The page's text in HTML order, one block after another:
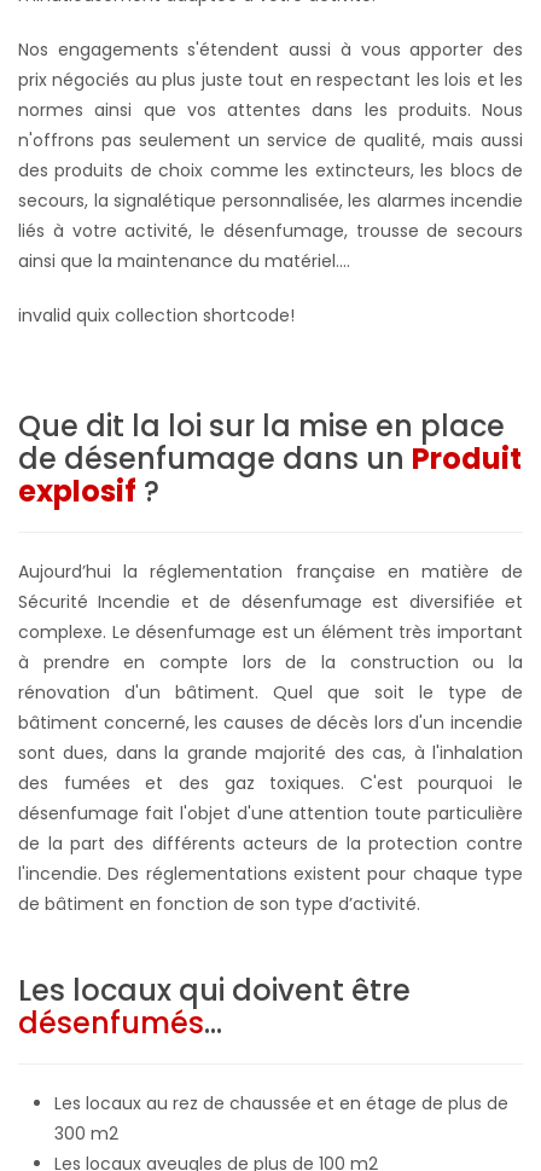
Nos engagements s'étendent aussi à vous apporter des
prix négociés au plus juste tout en respectant les lois et les
normes ainsi que vos attentes dans les produits. Nous
n'offrons pas seulement un service de qualité, mais aussi
des produits de choix comme les extincteurs, les blocs de
secours, la signalétique personnalisée, les alarmes incendie
liés à votre activité, le désenfumage, trousse de secours
ainsi que la maintenance du matériel….
invalid quix collection shortcode!
Que dit la loi sur la mise en place
de désenfumage dans un Produit
explosif ?
Aujourd’hui la réglementation française en matière de
Sécurité Incendie et de désenfumage est diversifiée et
complexe. Le désenfumage est un élément très important
à prendre en compte lors de la construction ou la
rénovation d'un bâtiment. Quel que soit le type de
bâtiment concerné, les causes de décès lors d'un incendie
sont dues, dans la grande majorité des cas, à l'inhalation
des fumées et des gaz toxiques. C'est pourquoi le
désenfumage fait l'objet d'une attention toute particulière
de la part des différents acteurs de la protection contre
l'incendie. Des réglementations existent pour chaque type
de bâtiment en fonction de son type d’activité.
Les locaux qui doivent être
désenfumés...
Les locaux au rez de chaussée et en étage de plus de
300 m2
Les locaux aveugles de plus de 100 m2